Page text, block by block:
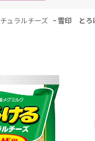
ュラルチーズ -雪印 とろ